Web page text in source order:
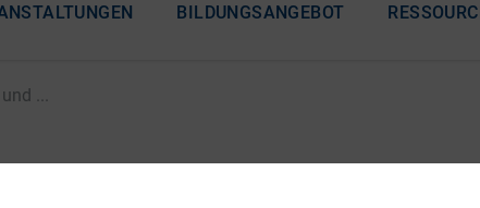
BILDUNGSANGEBOT
...